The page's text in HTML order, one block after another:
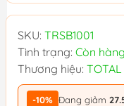
SKU: TRSB1001
Tình trạng: Còn hàng
Thương hiệu: TOTAL
-10% Đang giảm